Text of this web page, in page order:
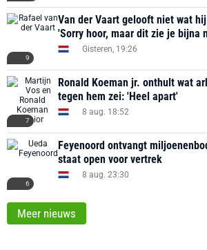
9
Van der Vaart gelooft niet wat
'Sorry hoor, maar dit zie je bijna
Gisteren, 19:26
7
Ronald Koeman jr. onthult wat
tegen hem zei: 'Heel apart'
8 aug. 18:52
6
Feyenoord ontvangt
staat open voor vertrek
8 aug. 23:30
Meer nieuws